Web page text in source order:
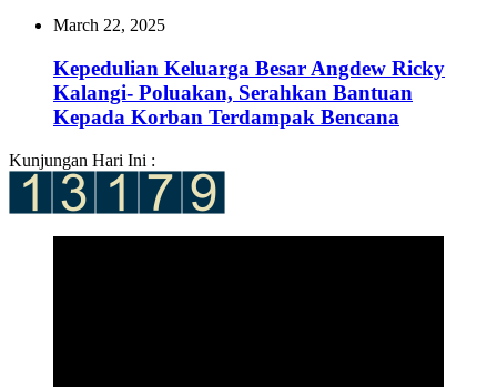
March 22, 2025
Kepedulian Keluarga Besar Angdew Ricky
Kalangi- Poluakan, Serahkan Bantuan
Kepada Korban Terdampak Bencana
Kunjungan Hari Ini :